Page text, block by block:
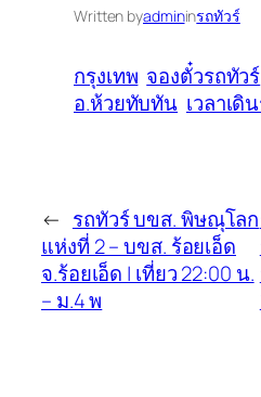
Written byadmininรถทัวร์
กรุงเทพ จองตั๋วรถทัวร์
อ.ห้วยทับทัน เวลาเดิ
← รถทัวร์ บขส. พิษณุโลก
แห่งที่ 2 – บขส. ร้อยเอ็ด
จ.ร้อยเอ็ด | เที่ยว 22:00 น.
– ม.4 พ